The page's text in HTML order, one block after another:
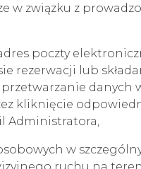
związku z
poczty
rezerwacji lub
kliknięcie
Administratora,
w